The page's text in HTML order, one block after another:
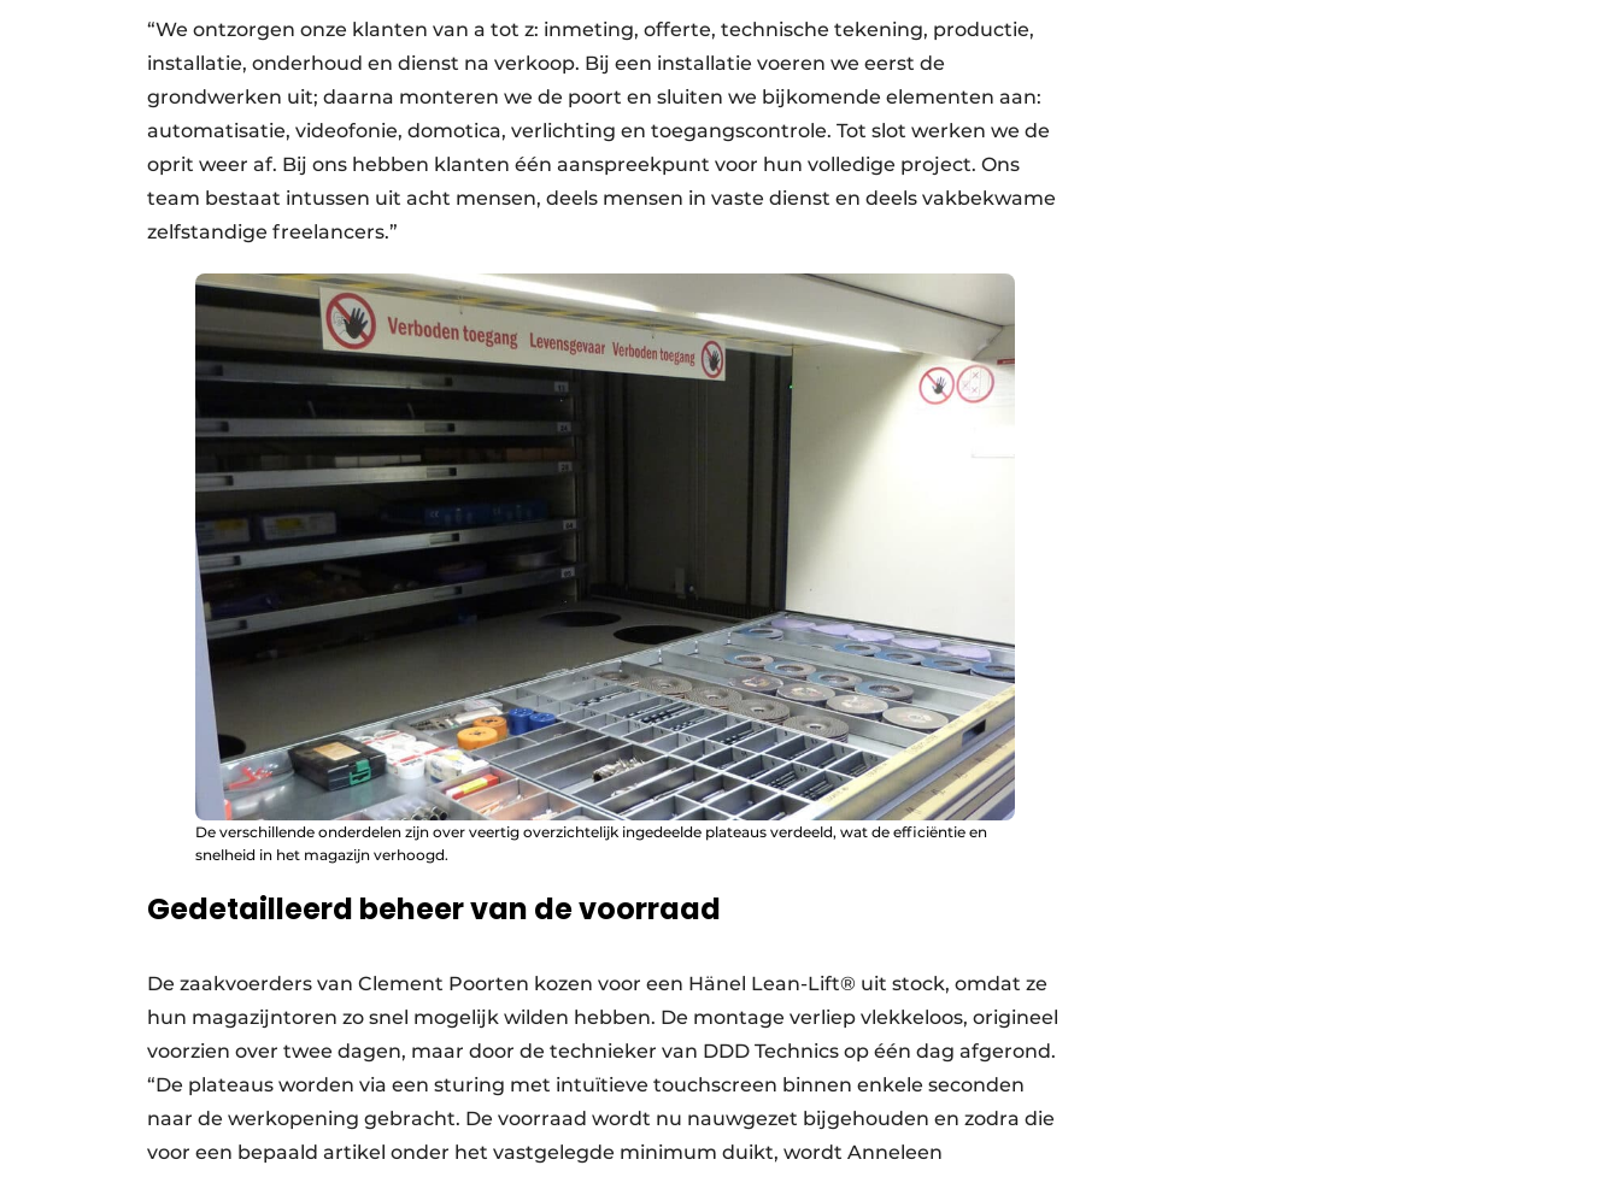
“We ontzorgen onze klanten van a tot z: inmeting, offerte, technische tekening, productie,
installatie, onderhoud en dienst na verkoop. Bij een installatie voeren we eerst de
grondwerken uit; daarna monteren we de poort en sluiten we bijkomende elementen aan:
automatisatie, videofonie, domotica, verlichting en toegangscontrole. Tot slot werken we de
oprit weer af. Bij ons hebben klanten één aanspreekpunt voor hun volledige project. Ons
team bestaat intussen uit acht mensen, deels mensen in vaste dienst en deels vakbekwame
zelfstandige freelancers.”
De verschillende onderdelen zijn over veertig overzichtelijk ingedeelde plateaus verdeeld, wat de efficiëntie en
snelheid in het magazijn verhoogd.
Gedetailleerd beheer van de voorraad
De zaakvoerders van Clement Poorten kozen voor een Hänel Lean-Lift® uit stock, omdat ze
hun magazijntoren zo snel mogelijk wilden hebben. De montage verliep vlekkeloos, origineel
voorzien over twee dagen, maar door de technieker van DDD Technics op één dag afgerond.
“De plateaus worden via een sturing met intuïtieve touchscreen binnen enkele seconden
naar de werkopening gebracht. De voorraad wordt nu nauwgezet bijgehouden en zodra die
voor een bepaald artikel onder het vastgelegde minimum duikt, wordt Anneleen